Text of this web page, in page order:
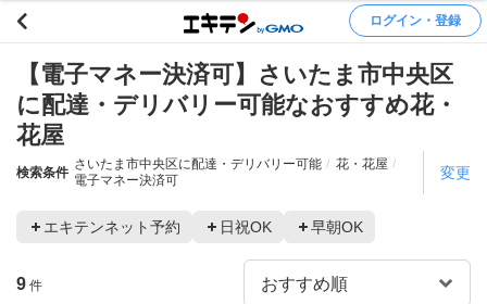
ログイン・登録
【電子マネー決済可】さいたま市中央区
に配達・デリバリー可能なおすすめ花・
花屋
検索条件
さいたま市中央区に配達・デリバリー可能
花・花屋
電子マネー決済可
変更
エキテンネット予約 日祝OK 早朝OK
9 件